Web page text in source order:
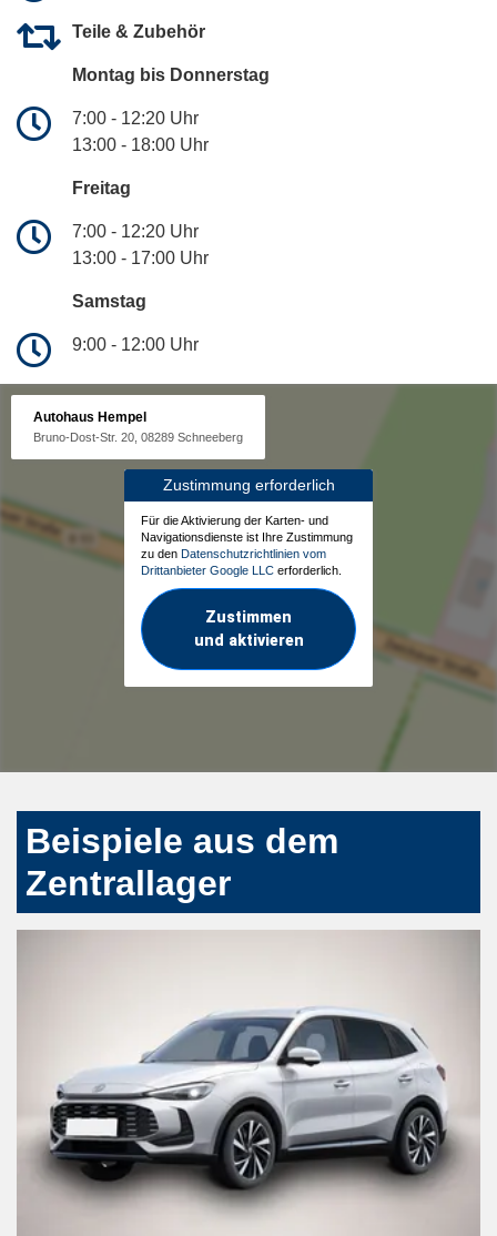
Teile & Zubehör
Montag bis Donnerstag
7:00 - 12:20 Uhr
13:00 - 18:00 Uhr
Freitag
7:00 - 12:20 Uhr
13:00 - 17:00 Uhr
Samstag
9:00 - 12:00 Uhr
Autohaus Hempel
Bruno-Dost-Str. 20, 08289 Schneeberg
Zustimmung erforderlich
Für die Aktivierung der Karten- und
Navigationsdienste ist Ihre Zustimmung
zu den Datenschutzrichtlinien vom
Drittanbieter Google LLC erforderlich.
Zustimmen
und aktivieren
Beispiele aus dem
Zentrallager